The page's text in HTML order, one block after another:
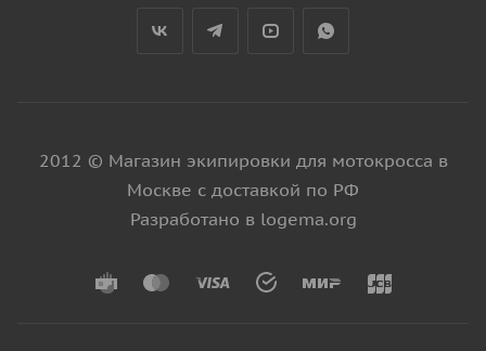
2012 © Магазин экипировки для мотокросса в
Москве с доставкой по РФ
Разработано в logema.org